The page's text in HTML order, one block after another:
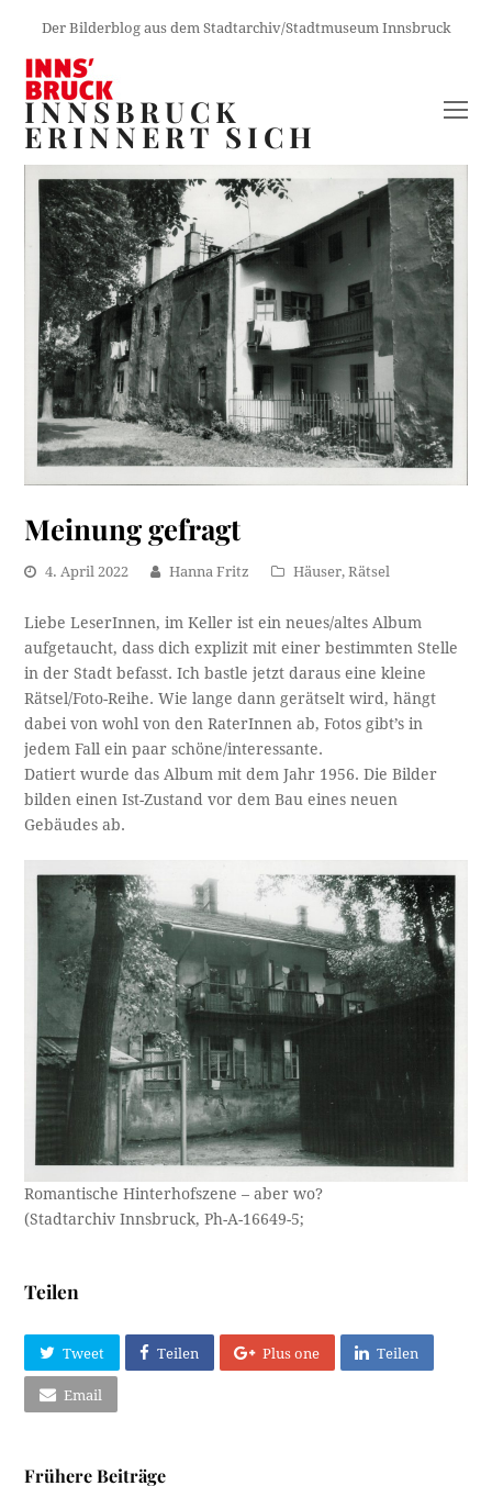
Der Bilderblog aus dem Stadtarchiv/Stadtmuseum Innsbruck
INNSBRUCK
ERINNERT SICH
Meinung gefragt
4. April 2022 Hanna Fritz Häuser,Rätsel
Liebe LeserInnen, im Keller ist ein neues/altes Album
aufgetaucht, dass dich explizit mit einer bestimmten Stelle
in der Stadt befasst. Ich bastle jetzt daraus eine kleine
Rätsel/Foto-Reihe. Wie lange dann gerätselt wird, hängt
dabei von wohl von den RaterInnen ab, Fotos gibt’s in
jedem Fall ein paar schöne/interessante.
Datiert wurde das Album mit dem Jahr 1956. Die Bilder
bilden einen Ist-Zustand vor dem Bau eines neuen
Gebäudes ab.
Romantische Hinterhofszene – aber wo?
(Stadtarchiv Innsbruck, Ph-A-16649-5;
Teilen
Tweet Teilen Plus one Teilen
Email
Frühere Beiträge